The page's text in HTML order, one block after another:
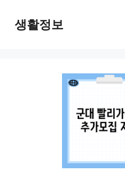
생활정보